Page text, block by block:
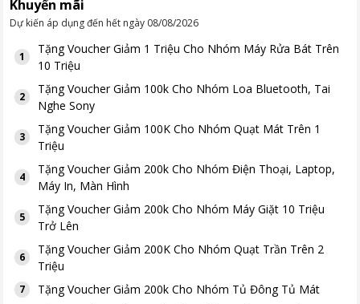
Khuyến mãi
Dự kiến áp dụng đến hết ngày 08/08/2026
1
TặngVoucher Giảm 1 Triệu Cho Nhóm Máy Rửa Bát Trên
10 Triệu
2
TặngVoucher Giảm 100k Cho Nhóm Loa Bluetooth, Tai
Nghe Sony
3
TặngVoucher Giảm 100K Cho Nhóm Quạt Mát Trên 1
Triệu
4
TặngVoucher Giảm 200k Cho Nhóm Điện Thoại, Laptop,
Máy In, Màn Hình
5
TặngVoucher Giảm 200k Cho Nhóm Máy Giặt 10 Triệu
Trở Lên
6
TặngVoucher Giảm 200K Cho Nhóm Quạt Trần Trên 2
Triệu
7 TặngVoucher Giảm 200k Cho Nhóm Tủ Đông Tủ Mát